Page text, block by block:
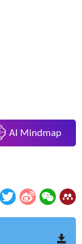
AI Mindmap